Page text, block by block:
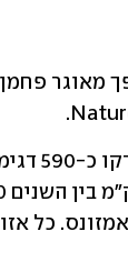
מאוגר
כל